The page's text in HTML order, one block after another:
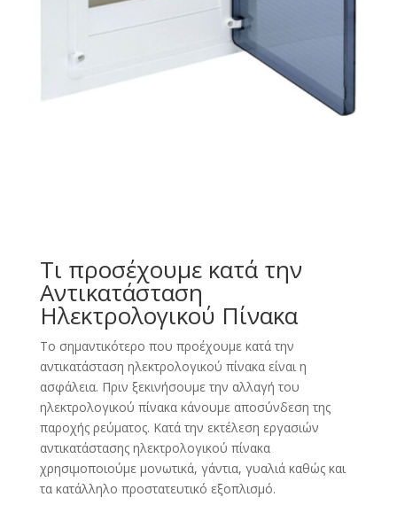
Τι προσέχουμε κατά την
Αντικατάσταση
Ηλεκτρολογικού Πίνακα
Το σημαντικότερο που προέχουμε κατά την
αντικατάσταση ηλεκτρολογικού πίνακα είναι η
ασφάλεια. Πριν ξεκινήσουμε την αλλαγή του
ηλεκτρολογικού πίνακα κάνουμε αποσύνδεση της
παροχής ρεύματος. Κατά την εκτέλεση εργασιών
αντικατάστασης ηλεκτρολογικού πίνακα
χρησιμοποιούμε μονωτικά, γάντια, γυαλιά καθώς και
τα κατάλληλο προστατευτικό εξοπλισμό.